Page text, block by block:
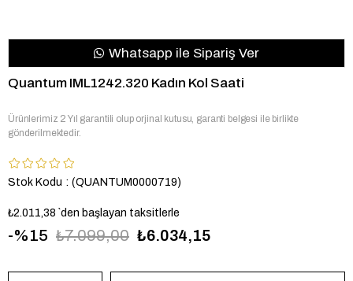
Whatsapp ile Sipariş Ver
Quantum IML1242.320 Kadın Kol Saati
Ürünlerimiz 2 Yıl garantili olup orjinal kutusu, garanti belgesi ile birlikte
gönderilmektedir.
Stok Kodu (QUANTUM0000719)
₺2.011,38 `den başlayan taksitlerle
15 ₺7.099,00 ₺6.034,15